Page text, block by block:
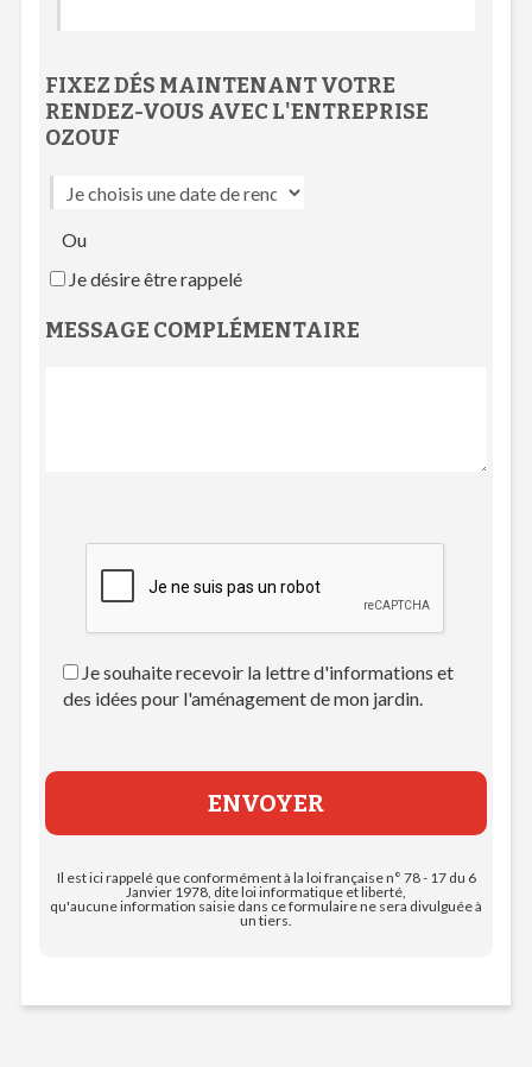
FIXEZ DÉS MAINTENANT VOTRE
RENDEZ-VOUS AVEC L'ENTREPRISE
OZOUF
Ou
Je désire être rappelé
MESSAGE COMPLÉMENTAIRE
Je souhaite recevoir la lettre d'informations et
des idées pour l'aménagement de mon jardin.
Il est ici rappelé que conformément à la loi française n° 78 - 17 du 6
Janvier 1978, dite loi informatique et liberté,
qu'aucune information saisie dans ce formulaire ne sera divulguée à
un tiers.